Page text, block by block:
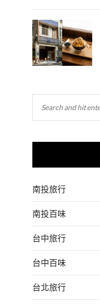
南投旅行
南投百味
台中旅行
台中百味
台北旅行